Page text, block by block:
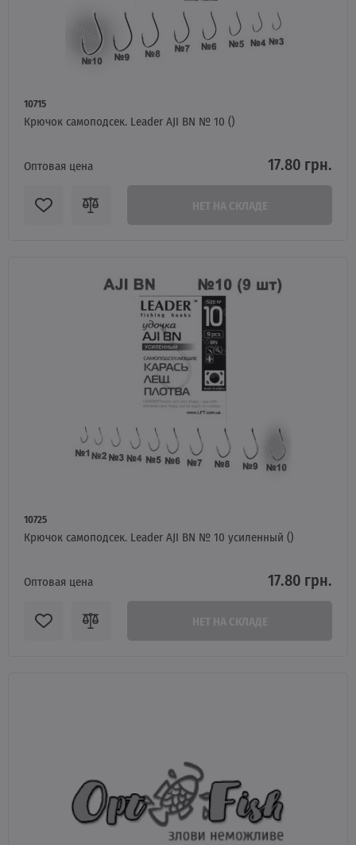
10715
Крючок самоподсек. Leader AJI BN № 10 ()
Оптовая цена 17.80 грн.
10725
Крючок самоподсек. Leader AJI BN № 10 усиленный ()
Оптовая цена 17.80 грн.